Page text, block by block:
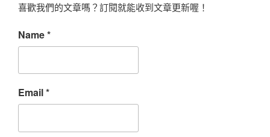
喜歡我們的文章嗎？訂閱就能收到文章更新喔！
Name*
Email*